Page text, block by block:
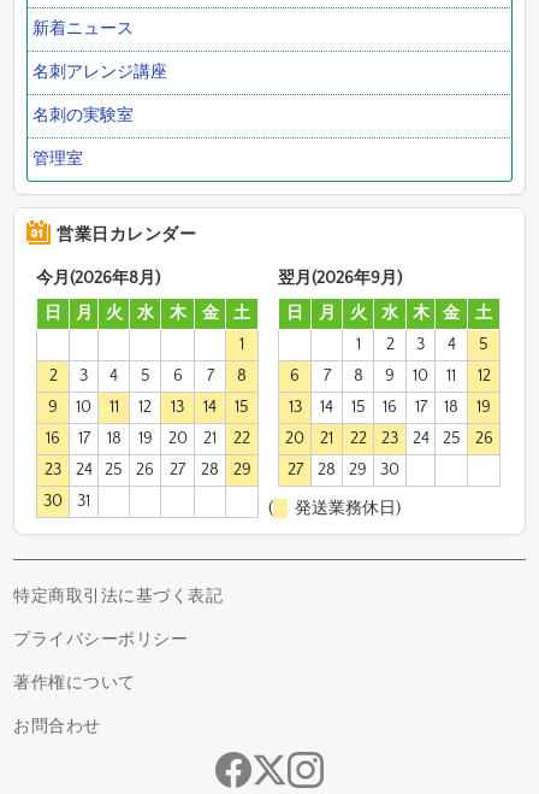
新着ニュース
名刺アレンジ講座
名刺の実験室
管理室
営業日カレンダー
今月(2026年8月)
日
月 火 水 木 金
土
1
2
3 4 5 6 7
8
9
10 11 12 13 14
15
16
17 18 19 20 21
22
23
24 25 26 27 28
29
30
31
翌月(2026年9月)
日
月 火 水 木 金
土
1
2 3 4
5
6
7 8 9 10 11
12
13
14 15 16 17 18
19
20
21 22 23 24 25
26
27
28 29 30
( 発送業務休日)
特定商取引法に基づく表記
プライバシーポリシー
著作権について
お問合わせ